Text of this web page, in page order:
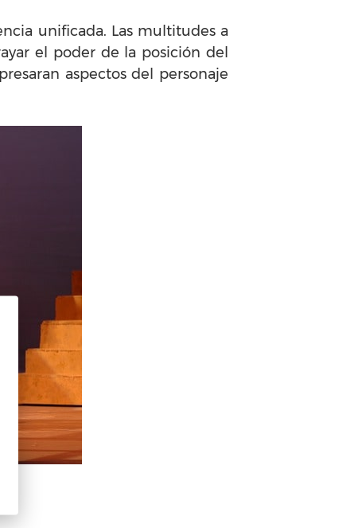
unificada. Las multitudes a
el poder de la posición del
aspectos del personaje